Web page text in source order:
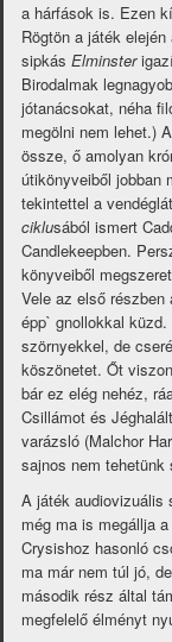
a hárfások is. Ezen
Rögtön a játék
sipkás Elminster
Birodalmak
jótanácsokat, néha
megölni nem lehet.)
össze, ő amolyan
útikönyveiből jobban
tekintettel a
ciklusából ismert
Candlekeepben.
könyveiből
Vele az első
épp` gnollokkal
szörnyekkel, de
köszönetet. Őt
bár ez elég nehéz,
Csillámot és
varázsló (Malchor
sajnos nem tehetünk
A játék audiovizuális
még ma is megállja
Crysishoz hasonló
ma már nem túl jó,
második rész által
megfelelő élményt